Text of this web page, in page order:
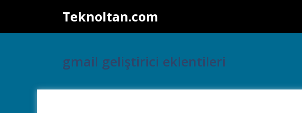
Teknoltan.com
gmail geliştirici eklentileri